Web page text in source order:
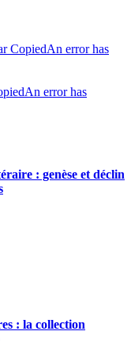
CopiedAn error has
An error has
: genèse et déclin
: la collection